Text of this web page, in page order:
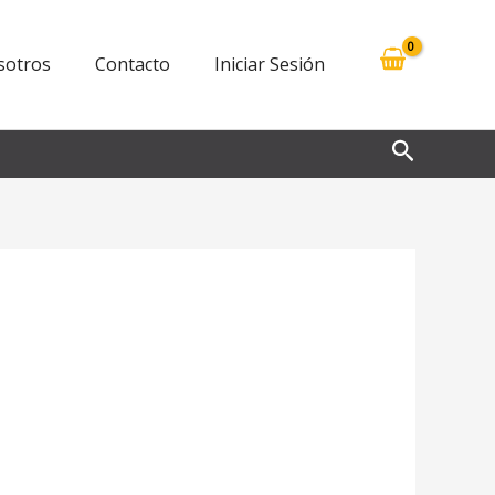
Contacto Iniciar Sesión
Buscar